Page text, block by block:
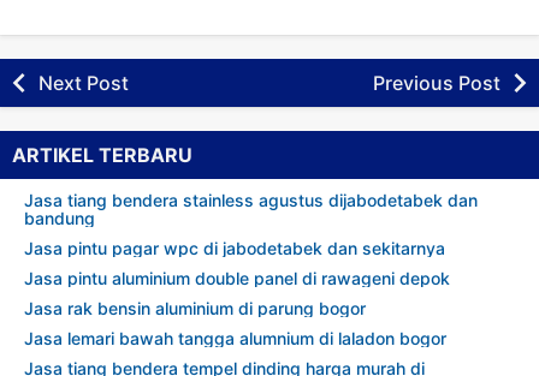
Next Post Previous Post
ARTIKEL TERBARU
Jasa tiang bendera stainless agustus dijabodetabek dan
bandung
Jasa pintu pagar wpc di jabodetabek dan sekitarnya
Jasa pintu aluminium double panel di rawageni depok
Jasa rak bensin aluminium di parung bogor
Jasa lemari bawah tangga alumnium di laladon bogor
Jasa tiang bendera tempel dinding harga murah di